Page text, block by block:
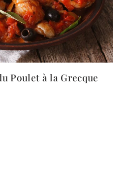
Poulet à la Grecque